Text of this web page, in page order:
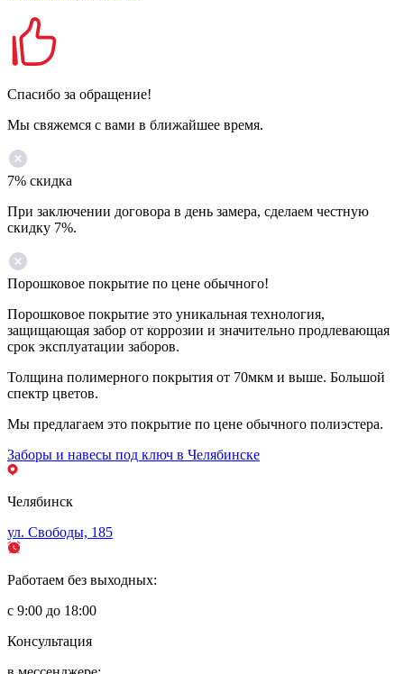
Спасибо за обращение!
Мы свяжемся с вами в ближайшее время.
7% скидка
При заключении договора в день замера, сделаем честную
скидку 7%.
Порошковое покрытие по цене обычного!
Порошковое покрытие это уникальная технология,
защищающая забор от коррозии и значительно продлевающая
срок эксплуатации заборов.
Толщина полимерного покрытия от 70мкм и выше. Большой
спектр цветов.
Мы предлагаем это покрытие по цене обычного полиэстера.
Заборы и навесы под ключ в Челябинске
Челябинск
ул. Свободы, 185
Работаем без выходных:
с 9:00 до 18:00
Консультация